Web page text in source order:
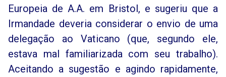
Europeia de A.A. em Bristol, e sugeriu que a
Irmandade deveria considerar o envio de uma
delegação ao Vaticano (que, segundo ele,
estava mal familiarizada com seu trabalho).
Aceitando a sugestão e agindo rapidamente,